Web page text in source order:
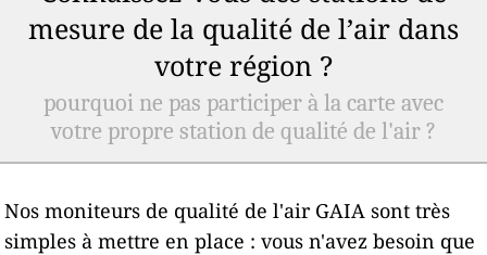
mesure de la qualité de l’air dans
votre région ?
pourquoi ne pas participer à la carte avec
votre propre station de qualité de l'air ?
Nos moniteurs de qualité de l'air GAIA sont très
simples à mettre en place : vous n'avez besoin que